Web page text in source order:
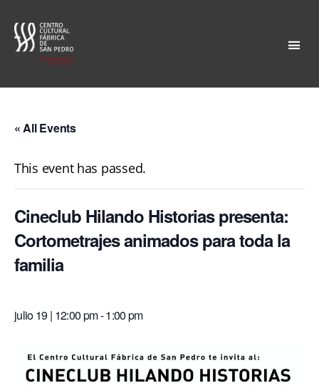
San
« All Events
This event has passed.
Cineclub Hilando Historias presenta:
Cortometrajes animados para toda la
familia
julio 19 | 12:00 pm-1:00 pm